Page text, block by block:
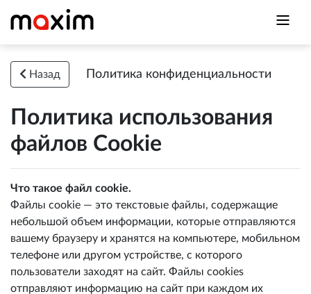
Назад Политика конфиденциальности
Политика использования
файлов Cookie
Что такое файл cookie.
Файлы cookie — это текстовые файлы, содержащие
небольшой объем информации, которые отправляются
вашему браузеру и хранятся на компьютере, мобильном
телефоне или другом устройстве, с которого
пользователи заходят на сайт. Файлы cookies
отправляют информацию на сайт при каждом их